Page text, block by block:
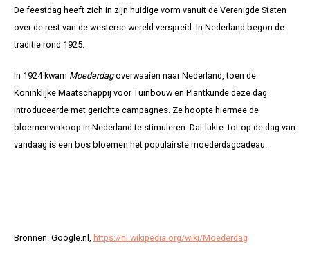
De feestdag heeft zich in zijn huidige vorm vanuit de Verenigde Staten
over de rest van de westerse wereld verspreid. In Nederland begon de
traditie rond 1925.
In 1924 kwam Moederdagoverwaaien naar Nederland, toen de
Koninklijke Maatschappij voor Tuinbouw en Plantkunde deze dag
introduceerde met gerichte campagnes. Ze hoopte hiermee de
bloemenverkoop in Nederland te stimuleren. Dat lukte: tot op de dag van
vandaag is een bos bloemen het populairste moederdagcadeau.
Bronnen: Google.nl, https://nl.wikipedia.org/wiki/Moederdag